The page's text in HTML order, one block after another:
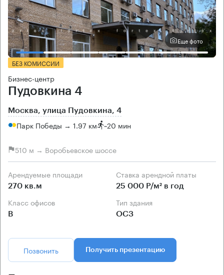
Еще фото
БЕЗ КОМИССИИ
Бизнес-центр
Пудовкина 4
Москва, улица Пудовкина, 4
Парк Победы → 1.97 км ~20 мин
510 м → Воробьевское шоссе
Арендуемые площади
270 кв.м
Ставка арендной платы
25 000 Р/м² в год
Класс офисов
B
Тип здания
ОСЗ
Позвонить Получить презентацию